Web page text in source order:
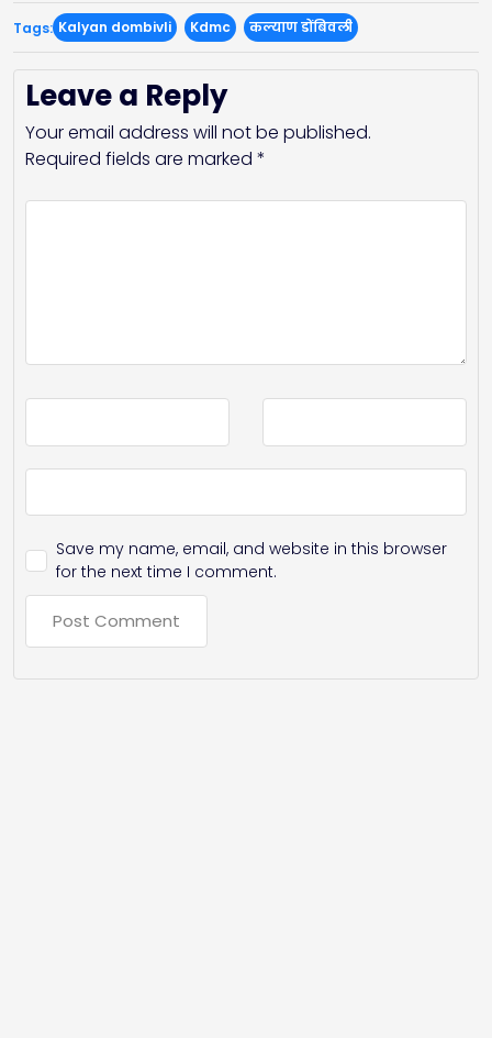
Tags: Kalyan dombivli Kdmc कल्याण डोंबिवली
Leave a Reply
Your email address will not be published.
Required fields are marked *
Save my name, email, and website in this browser
for the next time I comment.